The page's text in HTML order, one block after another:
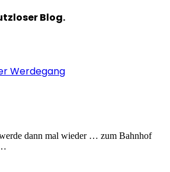
Blog.
Werdegang
dann mal wieder … zum Bahnhof